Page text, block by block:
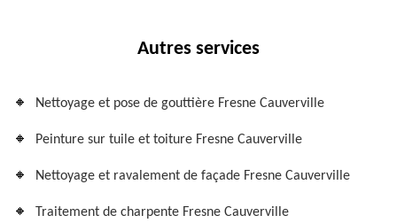
Autres services
Nettoyage et pose de gouttière Fresne Cauverville
Peinture sur tuile et toiture Fresne Cauverville
Nettoyage et ravalement de façade Fresne Cauverville
Traitement de charpente Fresne Cauverville